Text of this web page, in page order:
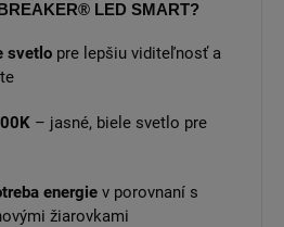
LED SMART?
svetlo pre lepšiu viditeľnosť a
– jasné, biele svetlo pre
energie v porovnaní s
žiarovkami